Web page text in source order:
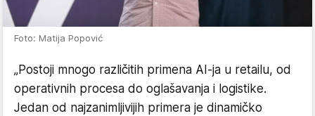
Foto: Matija Popović
„Postoji mnogo različitih primena AI-ja u retailu, od
operativnih procesa do oglašavanja i logistike.
Jedan od najzanimljivijih primera je dinamičko